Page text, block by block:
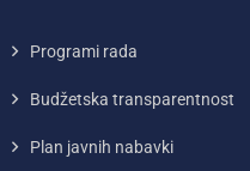
Programi rada
Budžetska transparentnost
Plan javnih nabavki